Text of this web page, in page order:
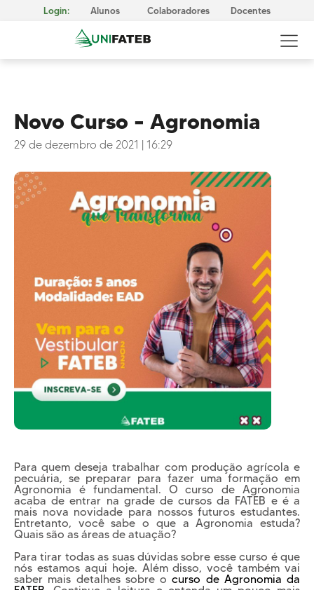
Login: Alunos Colaboradores Docentes
GOVERNANÇA CORPORATIVA
Comissão Própria de Avaliação (CPA)
Conselho Superior da UNIFATEB (Consup)
METODOLOGIA E APRENDIZAGEM
Cursos Presenciais
Cursos EAD
EQUIPE PEDAGÓGICA
E CORPO DOCENTE
INFRAESTRUTURA
Conheça nosso Campus
Biblioteca
Centro Laboratorial Professor Ivo Neitzel
Nossas Unidades
Revista Informando
PRIVACIDADE
Nossa Política de Privacidade
Fale com o nosso DPO
Novo Curso – Agronomia
29 de dezembro de 2021 16:29
Para quem deseja trabalhar com produção agrícola e
pecuária, se preparar para fazer uma formação em
Agronomia é fundamental. O curso de Agronomia
acaba de entrar na grade de cursos da FATEB e é a
mais nova novidade para nossos futuros estudantes.
Entretanto, você sabe o que a Agronomia estuda?
Quais são as áreas de atuação?
Para tirar todas as suas dúvidas sobre esse curso é que
nós estamos aqui hoje. Além disso, você também vai
saber mais detalhes sobre ocurso de Agronomia da